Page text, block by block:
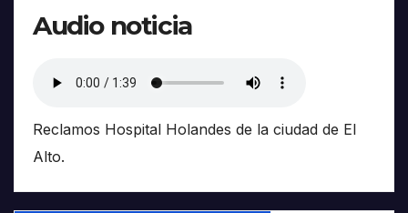
Audio noticia
Reclamos Hospital Holandes de la ciudad de El
Alto.